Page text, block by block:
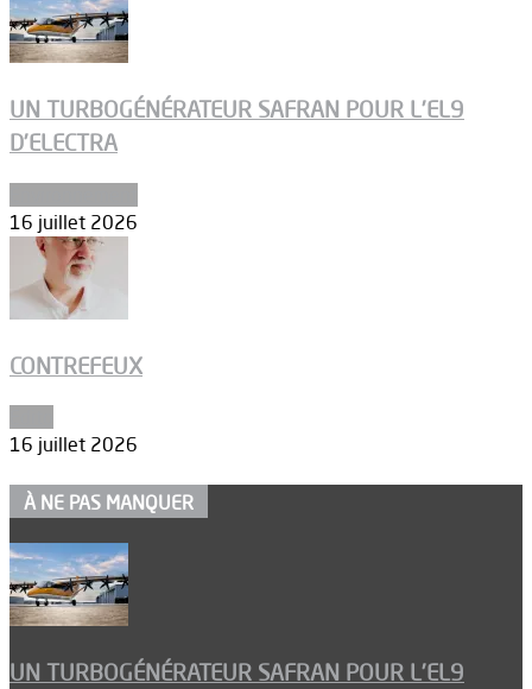
UN TURBOGÉNÉRATEUR SAFRAN POUR L’EL9
D’ELECTRA
16 juillet 2026
CONTREFEUX
16 juillet 2026
À NE PAS MANQUER
UN TURBOGÉNÉRATEUR SAFRAN POUR L’EL9